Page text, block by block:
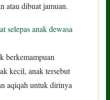
atau dibuat jamuan.
selepas anak dewasa
berkemampuan
kecil, anak tersebut
aqiqah untuk dirinya